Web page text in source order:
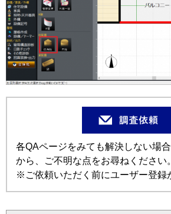
各QAページをみても解決しない場
から、ご不明な点をお尋ねください。
※ご依頼いただく前にユーザー登録